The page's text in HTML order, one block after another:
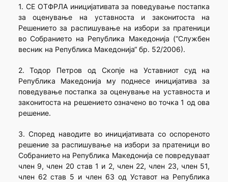
1. СЕ ОТФРЛА иницијативата за поведување постапка
за оценување на уставноста и законитоста на
Решението за распишување на избори за пратеници
во Собранието на Република Македонија (“Службен
весник на Република Македонија“ бр. 52/2006).
2. Тодор Петров од Скопје на Уставниот суд на
Република Македонија му поднесе иницијатива за
поведување постапка за оценување на уставноста и
законитоста на решението означено во точка 1 од ова
решение.
3. Според наводите во иницијативата со оспореното
решение за распишување на избори за пратеници во
Собранието на Република Македонија се повредуваат
член 9, член 20 став 1 и 2, член 22, член 23, член 51,
член 62 став 5 и член 63 од Уставот на Република